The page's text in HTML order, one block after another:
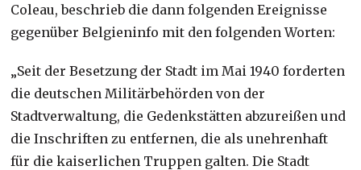
Coleau, beschrieb die dann folgenden Ereignisse
gegenüber Belgieninfo mit den folgenden Worten:
„Seit der Besetzung der Stadt im Mai 1940 forderten
die deutschen Militärbehörden von der
Stadtverwaltung, die Gedenkstätten abzureißen und
die Inschriften zu entfernen, die als unehrenhaft
für die kaiserlichen Truppen galten. Die Stadt